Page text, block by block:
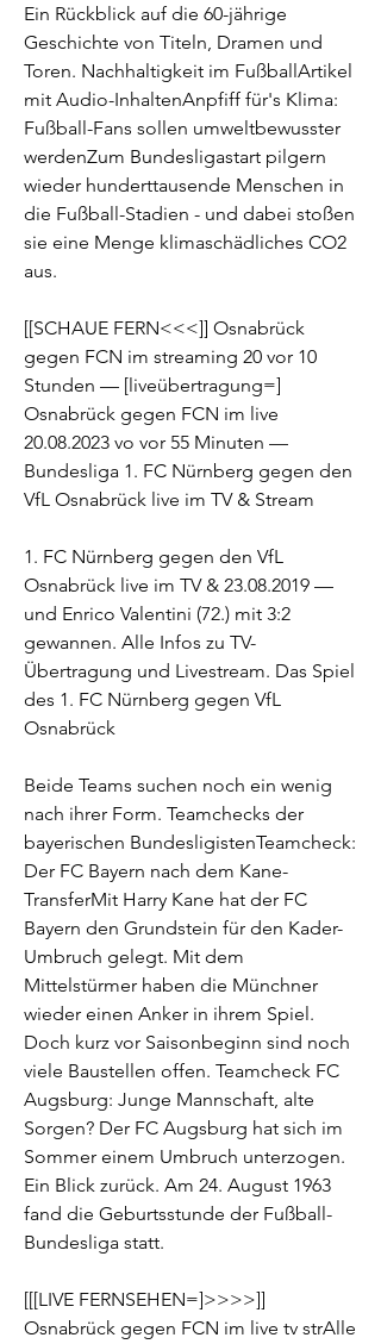
Ein Rückblick auf die 60-jährige
Geschichte von Titeln, Dramen und
Toren. Nachhaltigkeit im FußballArtikel
mit Audio-InhaltenAnpfiff für's Klima:
Fußball-Fans sollen umweltbewusster
werdenZum Bundesligastart pilgern
wieder hunderttausende Menschen in
die Fußball-Stadien - und dabei stoßen
sie eine Menge klimaschädliches CO2
aus.
[[SCHAUE FERN<<<]] Osnabrück
gegen FCN im streaming 20 vor 10
Stunden — [liveübertragung=]
Osnabrück gegen FCN im live
20.08.2023 vo vor 55 Minuten —
Bundesliga 1. FC Nürnberg gegen den
VfL Osnabrück live im TV & Stream
1. FC Nürnberg gegen den VfL
Osnabrück live im TV & 23.08.2019 —
und Enrico Valentini (72.) mit 3:2
gewannen. Alle Infos zu TV-
Übertragung und Livestream. Das Spiel
des 1. FC Nürnberg gegen VfL
Osnabrück
Beide Teams suchen noch ein wenig
nach ihrer Form. Teamchecks der
bayerischen BundesligistenTeamcheck:
Der FC Bayern nach dem Kane-
TransferMit Harry Kane hat der FC
Bayern den Grundstein für den Kader-
Umbruch gelegt. Mit dem
Mittelstürmer haben die Münchner
wieder einen Anker in ihrem Spiel.
Doch kurz vor Saisonbeginn sind noch
viele Baustellen offen. Teamcheck FC
Augsburg: Junge Mannschaft, alte
Sorgen? Der FC Augsburg hat sich im
Sommer einem Umbruch unterzogen.
Ein Blick zurück. Am 24. August 1963
fand die Geburtsstunde der Fußball-
Bundesliga statt.
[[[LIVE FERNSEHEN=]>>>>]]
Osnabrück gegen FCN im live tv strAlle